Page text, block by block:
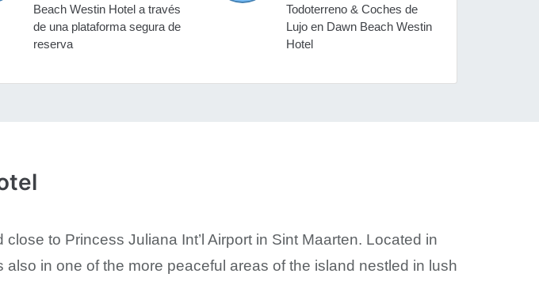
Beach Westin Hotel a través
de una plataforma segura de
reserva
Todoterreno & Coches de
Lujo en Dawn Beach Westin
Hotel
to Princess Juliana Int’l Airport in Sint Maarten. Located in
in one of the more peaceful areas of the island nestled in lush